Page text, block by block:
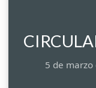
5 de marzo